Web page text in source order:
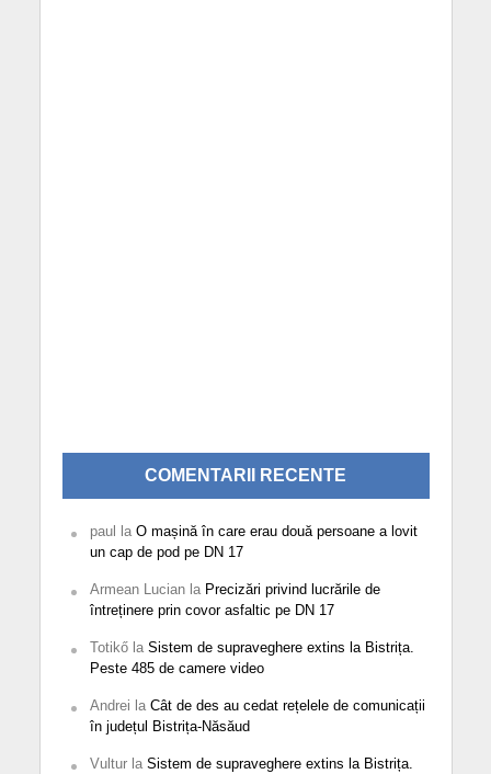
COMENTARII RECENTE
paul la O mașină în care erau două persoane a lovit
un cap de pod pe DN 17
Armean Lucianla Precizări privind lucrările de
întreținere prin covor asfaltic pe DN 17
Totikőla Sistem de supraveghere extins la Bistrița.
Peste 485 de camere video
Andrei la Cât de des au cedat rețelele de comunicații
în județul Bistrița-Năsăud
Vulturla Sistem de supraveghere extins la Bistrița.